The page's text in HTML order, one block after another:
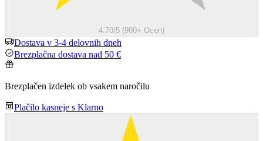
4.70/5 (900+ Ocen)
Dostava v 3-4 delovnih dneh
Brezplačna dostava nad 50 €
Brezplačen izdelek ob vsakem naročilu
Plačilo kasneje s Klarno